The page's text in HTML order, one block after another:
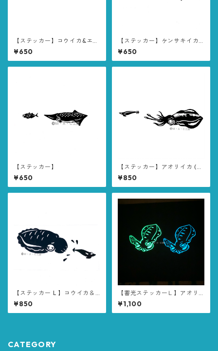
【ステッカー】コウイカ&エギ
①
¥650
【ステッカー】ケンサキイカ&
エギ
¥650
【ステッカー】
¥650
【ステッカー】アオリイカ (リ
アルタイプ ①)
¥850
【ステッカー L 】コウイカ＆
エギ
¥850
【蓄光ステッカーＬ】アオリ
イカ鯵バージョン①
¥1,100
CATEGORY